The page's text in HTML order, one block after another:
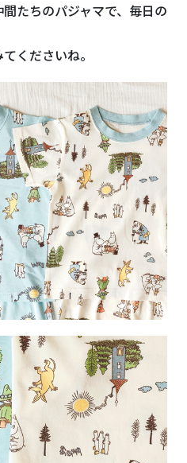
たちのパジャマで、毎日の
くださいね。